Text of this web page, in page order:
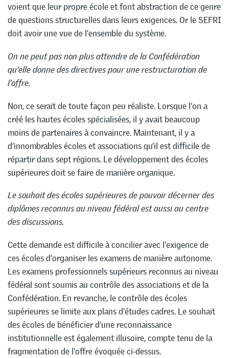
voient que leur propre école et font abstraction de ce genre
de questions structurelles dans leurs exigences. Or le SEFRI
doit avoir une vue de l’ensemble du système.
On ne peut pas non plus attendre de la Confédération
qu’elle donne des directives pour une restructuration de
l’offre.
Non, ce serait de toute façon peu réaliste. Lorsque l’on a
créé les hautes écoles spécialisées, il y avait beaucoup
moins de partenaires à convaincre. Maintenant, il y a
d’innombrables écoles et associations qu’il est difficile de
répartir dans sept régions. Le développement des écoles
supérieures doit se faire de manière organique.
Le souhait des écoles supérieures de pouvoir décerner des
diplômes reconnus au niveau fédéral est aussi au centre
des discussions.
Cette demande est difficile à concilier avec l’exigence de
ces écoles d’organiser les examens de manière autonome.
Les examens professionnels supérieurs reconnus au niveau
fédéral sont soumis au contrôle des associations et de la
Confédération. En revanche, le contrôle des écoles
supérieures se limite aux plans d’études cadres. Le souhait
des écoles de bénéficier d’une reconnaissance
institutionnelle est également illusoire, compte tenu de la
fragmentation de l’offre évoquée ci-dessus.